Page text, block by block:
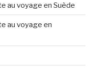
au voyage en Suède
au voyage en